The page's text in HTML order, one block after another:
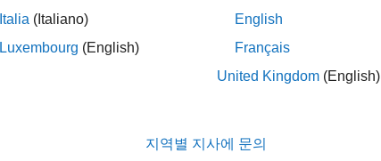
Italia (Italiano)
Luxembourg (English)
English
Français
United Kingdom (English)
지역별 지사에 문의